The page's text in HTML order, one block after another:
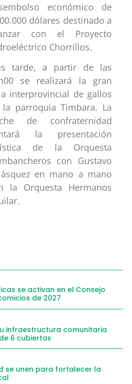
económico de
dólares destinado a
con el Proyecto
Chorrillos.
tarde, a partir de las
se realizará la gran
interprovincial de gallos
la parroquia Timbara. La
de confraternidad
la presentación
de la Orquesta
con Gustavo
en mano a mano
la Orquesta Hermanos
se activan en el Consejo
de 2027
infraestructura comunitaria
6 cubiertas
se unen para fortalecer la